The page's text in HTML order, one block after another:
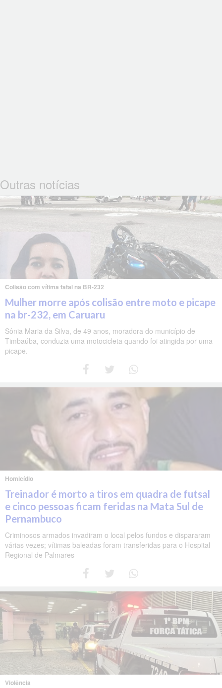
Outras notícias
Colisão com vítima fatal na BR-232
Mulher morre após colisão entre moto e picape
na br-232, em Caruaru
Sônia Maria da Silva, de 49 anos, moradora do município de
Timbaúba, conduzia uma motocicleta quando foi atingida por uma
picape.
Homicídio
Treinador é morto a tiros em quadra de futsal
e cinco pessoas ficam feridas na Mata Sul de
Pernambuco
Criminosos armados invadiram o local pelos fundos e dispararam
várias vezes; vítimas baleadas foram transferidas para o Hospital
Regional de Palmares
Violência